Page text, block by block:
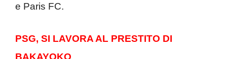
e Paris FC.
PSG, SI LAVORA AL PRESTITO DI
BAKAYOKO